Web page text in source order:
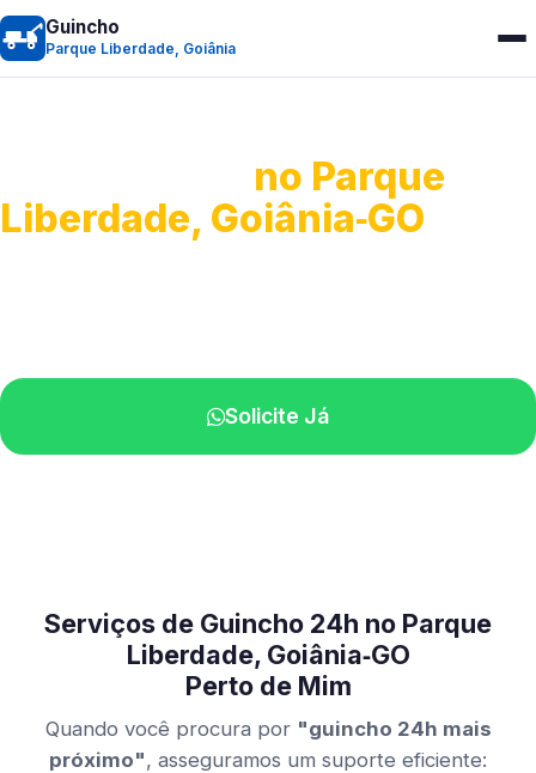
Guincho
Parque Liberdade, Goiânia
no Parque
Liberdade, Goiânia‑GO
Solicite Já
Serviços de Guincho 24h no Parque
Liberdade, Goiânia‑GO
Perto de Mim
Quando você procura por "guincho 24h mais
próximo", asseguramos um suporte eficiente: